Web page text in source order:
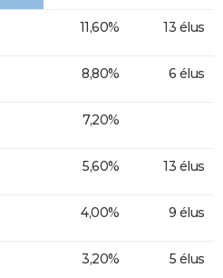
11,60% 13 élus
8,80% 6 élus
7,20%
5,60% 13 élus
4,00% 9 élus
3,20% 5 élus